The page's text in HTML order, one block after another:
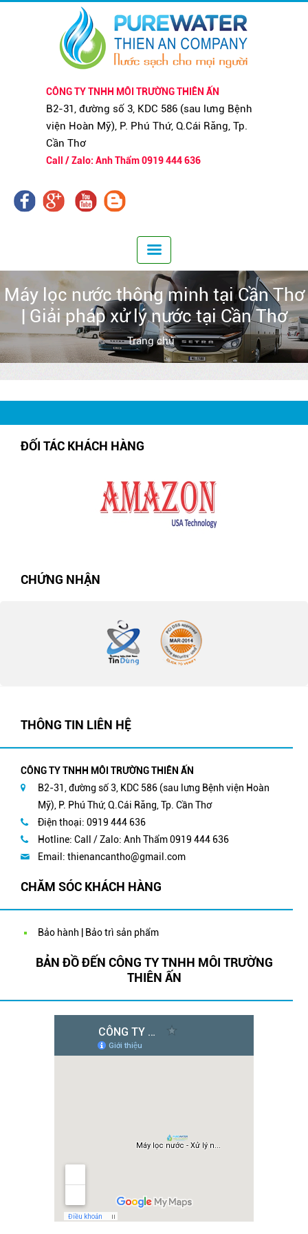
CÔNG TY TNHH MÔI TRƯỜNG THIÊN ẤN
B2-31, đường số 3, KDC 586 (sau lưng Bệnh
viện Hoàn Mỹ), P. Phú Thứ, Q.Cái Răng, Tp.
Cần Thơ
Call / Zalo: Anh Thẩm 0919 444 636
Máy lọc nước thông minh tại Cần Thơ
| Giải pháp xử lý nước tại Cần Thơ
Trang chủ
ĐỐI TÁC KHÁCH HÀNG
CHỨNG NHẬN
THÔNG TIN LIÊN HỆ
CÔNG TY TNHH MÔI TRƯỜNG THIÊN ẤN
B2-31, đường số 3, KDC 586 (sau lưng Bệnh viện Hoàn
Mỹ), P. Phú Thứ, Q.Cái Răng, Tp. Cần Thơ
Điện thoại: 0919 444 636
Hotline: Call / Zalo: Anh Thẩm 0919 444 636
Email: thienancantho@gmail.com
CHĂM SÓC KHÁCH HÀNG
Bảo hành | Bảo trì sản phẩm
BẢN ĐỒ ĐẾN CÔNG TY TNHH MÔI TRƯỜNG
THIÊN ẤN